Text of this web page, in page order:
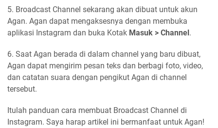
5. Broadcast Channel sekarang akan dibuat untuk akun
Agan. Agan dapat mengaksesnya dengan membuka
aplikasi Instagram dan buka Kotak Masuk > Channel.
6. Saat Agan berada di dalam channel yang baru dibuat,
Agan dapat mengirim pesan teks dan berbagi foto, video,
dan catatan suara dengan pengikut Agan di channel
tersebut.
Itulah panduan cara membuat Broadcast Channel di
Instagram. Saya harap artikel ini bermanfaat untuk Agan!